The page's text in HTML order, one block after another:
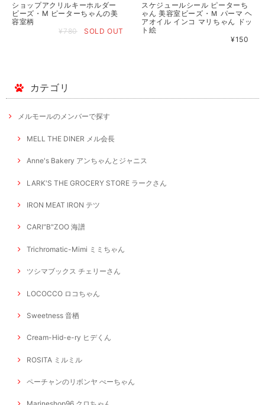
ショップアクリルキーホルダー
ビーズ・M ピーターちゃんの美
容室柄
¥780
SOLD OUT
スケジュールシール ピーターち
ゃん 美容室ビーズ・Ｍ パーマ ヘ
アオイル インコ マリちゃん ドッ
ト絵
¥150
カテゴリ
メルモールのメンバーで探す
MELL THE DINER メル会長
Anne's Bakery アンちゃんとジャニス
LARK'S THE GROCERY STORE ラークさん
IRON MEAT IRON テツ
CARI"B"ZOO 海譜
Trichromatic-Mimi ミミちゃん
ツシマブックス チェリーさん
LOCOCCO ロコちゃん
Sweetness 音栖
Cream-Hid-e-ry ヒデくん
ROSITA ミルミル
ペーチャンのリボンヤ ぺーちゃん